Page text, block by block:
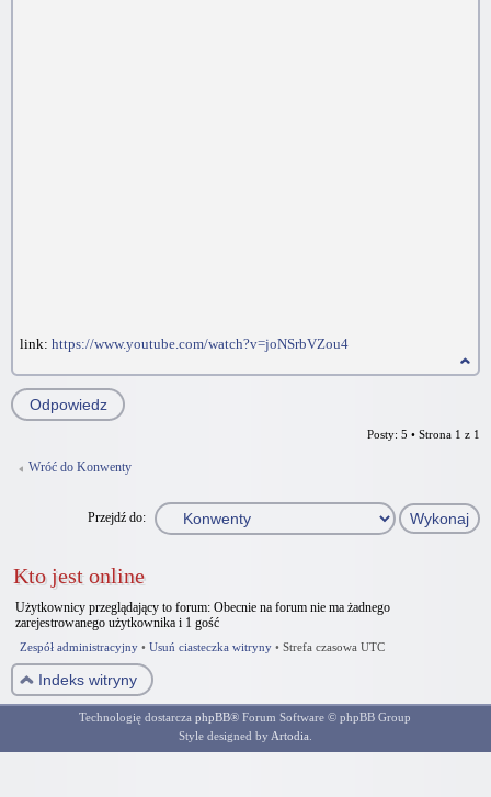
link: https://www.youtube.com/watch?v=joNSrbVZou4
Odpowiedz
Posty: 5 • Strona 1 z 1
Wróć do Konwenty
Przejdź do:
Kto jest online
Użytkownicy przeglądający to forum: Obecnie na forum nie ma żadnego
zarejestrowanego użytkownika i 1 gość
Zespół administracyjny • Usuń ciasteczka witryny • Strefa czasowa UTC
Indeks witryny
Technologię dostarczaphpBB® Forum Software © phpBB Group
Style designed by Artodia